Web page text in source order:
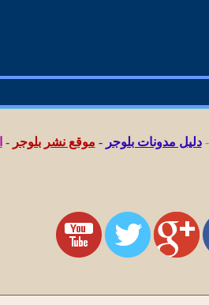
-دليل مدونات بلوجر - موقع نشر بلوجر -